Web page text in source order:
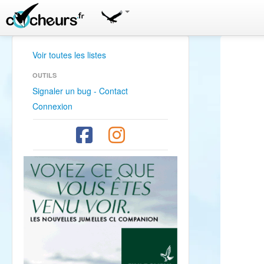
Voir toutes les listes
OUTILS
Signaler un bug - Contact
Connexion